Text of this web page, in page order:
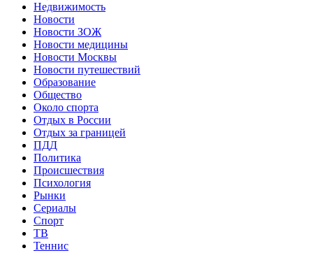
Недвижимость
Новости
Новости ЗОЖ
Новости медицины
Новости Москвы
Новости путешествий
Образование
Общество
Около спорта
Отдых в России
Отдых за границей
ПДД
Политика
Происшествия
Психология
Рынки
Сериалы
Спорт
ТВ
Теннис